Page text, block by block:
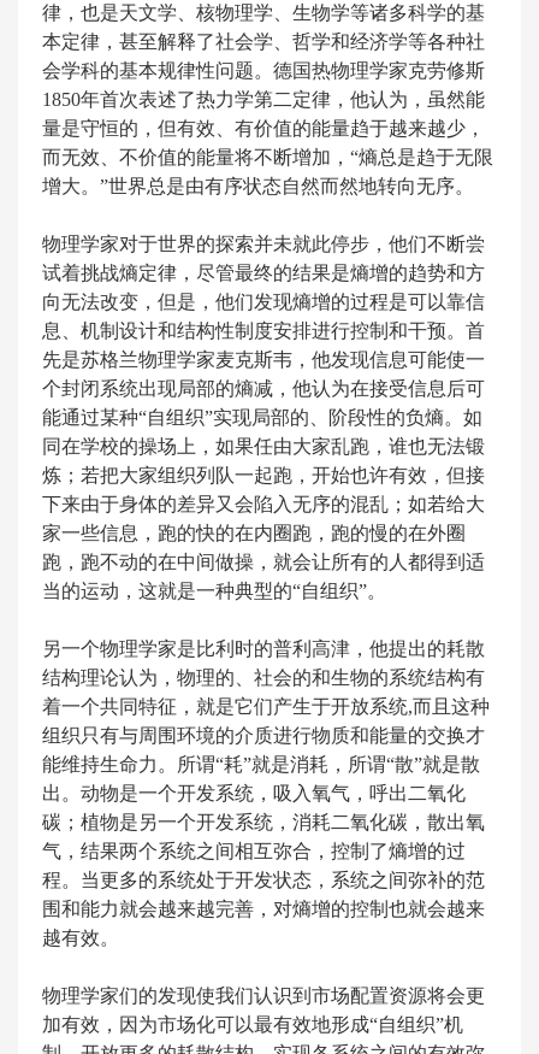
律，也是天文学、核物理学、生物学等诸多科学的基
本定律，甚至解释了社会学、哲学和经济学等各种社
会学科的基本规律性问题。德国热物理学家克劳修斯
1850年首次表述了热力学第二定律，他认为，虽然能
量是守恒的，但有效、有价值的能量趋于越来越少，
而无效、不价值的能量将不断增加，“熵总是趋于无限
增大。”世界总是由有序状态自然而然地转向无序。
物理学家对于世界的探索并未就此停步，他们不断尝
试着挑战熵定律，尽管最终的结果是熵增的趋势和方
向无法改变，但是，他们发现熵增的过程是可以靠信
息、机制设计和结构性制度安排进行控制和干预。首
先是苏格兰物理学家麦克斯韦，他发现信息可能使一
个封闭系统出现局部的熵减，他认为在接受信息后可
能通过某种“自组织”实现局部的、阶段性的负熵。如
同在学校的操场上，如果任由大家乱跑，谁也无法锻
炼；若把大家组织列队一起跑，开始也许有效，但接
下来由于身体的差异又会陷入无序的混乱；如若给大
家一些信息，跑的快的在内圈跑，跑的慢的在外圈
跑，跑不动的在中间做操，就会让所有的人都得到适
当的运动，这就是一种典型的“自组织”。
另一个物理学家是比利时的普利高津，他提出的耗散
结构理论认为，物理的、社会的和生物的系统结构有
着一个共同特征，就是它们产生于开放系统,而且这种
组织只有与周围环境的介质进行物质和能量的交换才
能维持生命力。所谓“耗”就是消耗，所谓“散”就是散
出。动物是一个开发系统，吸入氧气，呼出二氧化
碳；植物是另一个开发系统，消耗二氧化碳，散出氧
气，结果两个系统之间相互弥合，控制了熵增的过
程。当更多的系统处于开发状态，系统之间弥补的范
围和能力就会越来越完善，对熵增的控制也就会越来
越有效。
物理学家们的发现使我们认识到市场配置资源将会更
加有效，因为市场化可以最有效地形成“自组织”机